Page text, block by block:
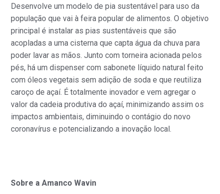
Desenvolve um modelo de pia sustentável para uso da
população que vai à feira popular de alimentos. O objetivo
principal é instalar as pias sustentáveis que são
acopladas a uma cisterna que capta água da chuva para
poder lavar as mãos. Junto com torneira acionada pelos
pés, há um dispenser com sabonete líquido natural feito
com óleos vegetais sem adição de soda e que reutiliza
caroço de açaí. É totalmente inovador e vem agregar o
valor da cadeia produtiva do açaí, minimizando assim os
impactos ambientais, diminuindo o contágio do novo
coronavírus e potencializando a inovação local.
Sobre a Amanco Wavin